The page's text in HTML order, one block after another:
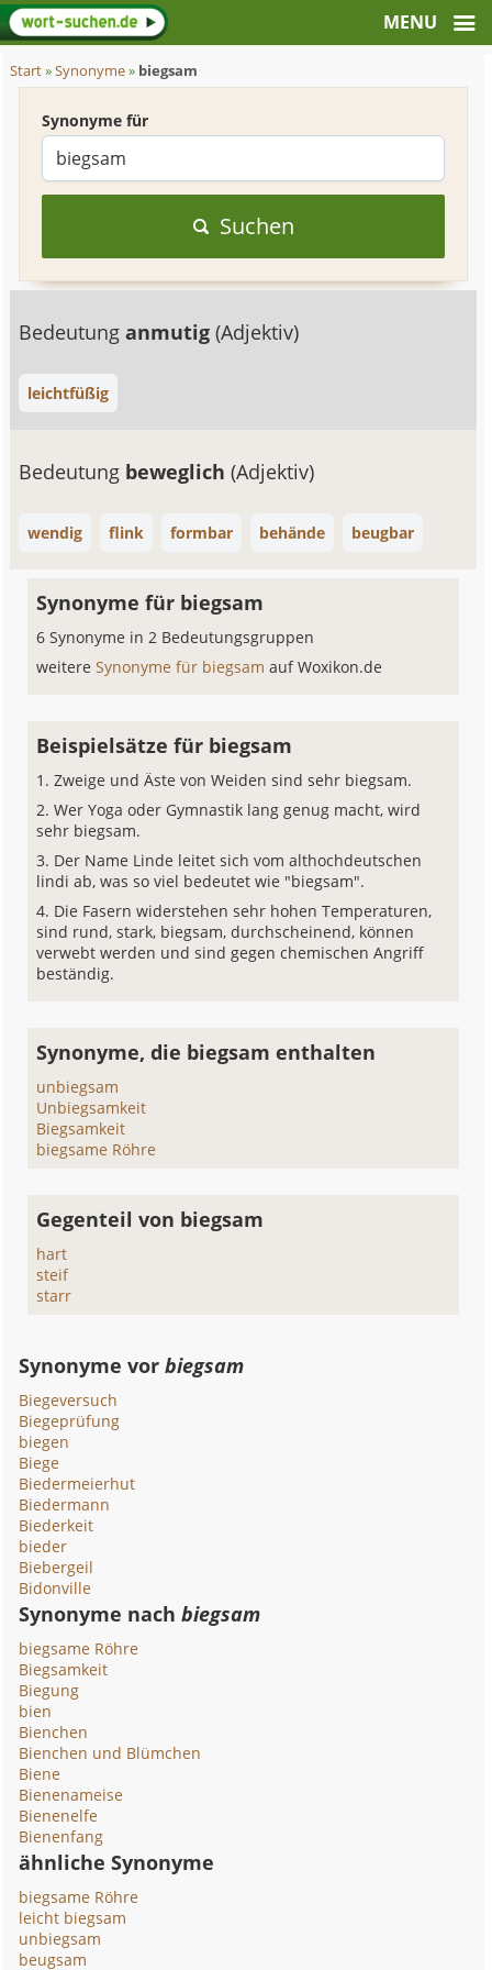
Start»Synonyme» biegsam
Synonyme für
Suchen
Bedeutunganmutig(Adjektiv)
leichtfüßig
Bedeutung beweglich(Adjektiv)
wendig flink formbar behände beugbar
Synonyme für biegsam
6 Synonyme in 2 Bedeutungsgruppen
weitereSynonyme für biegsamauf Woxikon.de
Beispielsätze für biegsam
Zweige und Äste von Weiden sind sehr biegsam.
Wer Yoga oder Gymnastik lang genug macht, wird
sehr biegsam.
Der Name Linde leitet sich vom althochdeutschen
lindi ab, was so viel bedeutet wie "biegsam".
Die Fasern widerstehen sehr hohen Temperaturen,
sind rund, stark, biegsam, durchscheinend, können
verwebt werden und sind gegen chemischen Angriff
beständig.
Synonyme, die biegsam enthalten
unbiegsam
Unbiegsamkeit
Biegsamkeit
biegsame Röhre
Gegenteil von biegsam
hart
steif
starr
Synonyme vorbiegsam
Biegeversuch
Biegeprüfung
biegen
Biege
Biedermeierhut
Biedermann
Biederkeit
bieder
Biebergeil
Bidonville
Synonyme nachbiegsam
biegsame Röhre
Biegsamkeit
Biegung
bien
Bienchen
Bienchen und Blümchen
Biene
Bienenameise
Bienenelfe
Bienenfang
ähnliche Synonyme
biegsame Röhre
leicht biegsam
unbiegsam
beugsam